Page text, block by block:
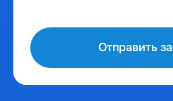
Отправить